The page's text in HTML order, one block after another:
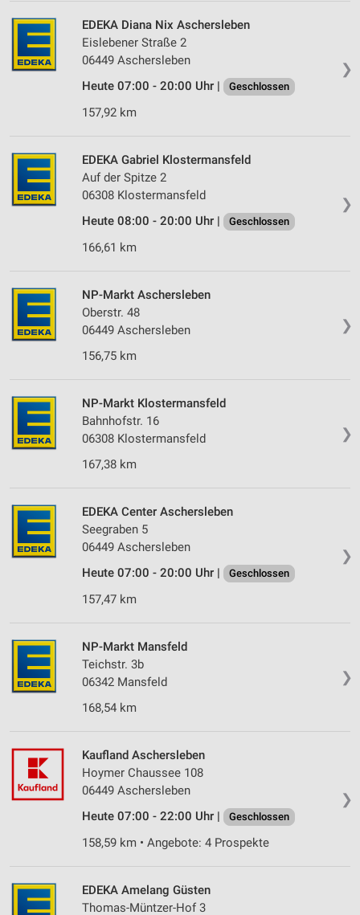
❯
EDEKA Diana Nix Aschersleben
Eislebener Straße 2
06449 Aschersleben
Heute 07:00 - 20:00 Uhr |
Geschlossen
157,92 km
❯
EDEKA Gabriel Klostermansfeld
Auf der Spitze 2
06308 Klostermansfeld
Heute 08:00 - 20:00 Uhr |
Geschlossen
166,61 km
❯
NP-Markt Aschersleben
Oberstr. 48
06449 Aschersleben
156,75 km
❯
NP-Markt Klostermansfeld
Bahnhofstr. 16
06308 Klostermansfeld
167,38 km
❯
EDEKA Center Aschersleben
Seegraben 5
06449 Aschersleben
Heute 07:00 - 20:00 Uhr |
Geschlossen
157,47 km
❯
NP-Markt Mansfeld
Teichstr. 3b
06342 Mansfeld
168,54 km
❯
Kaufland Aschersleben
Hoymer Chaussee 108
06449 Aschersleben
Heute 07:00 - 22:00 Uhr |
Geschlossen
158,59 km • Angebote: 4 Prospekte
EDEKA Amelang Güsten
Thomas-Müntzer-Hof 3